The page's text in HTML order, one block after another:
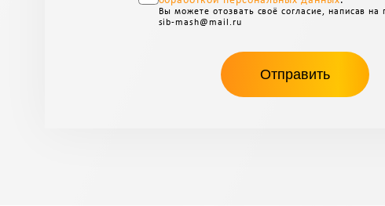
Вы можете отозвать своё согласие, написав на
sib-mash@mail.ru